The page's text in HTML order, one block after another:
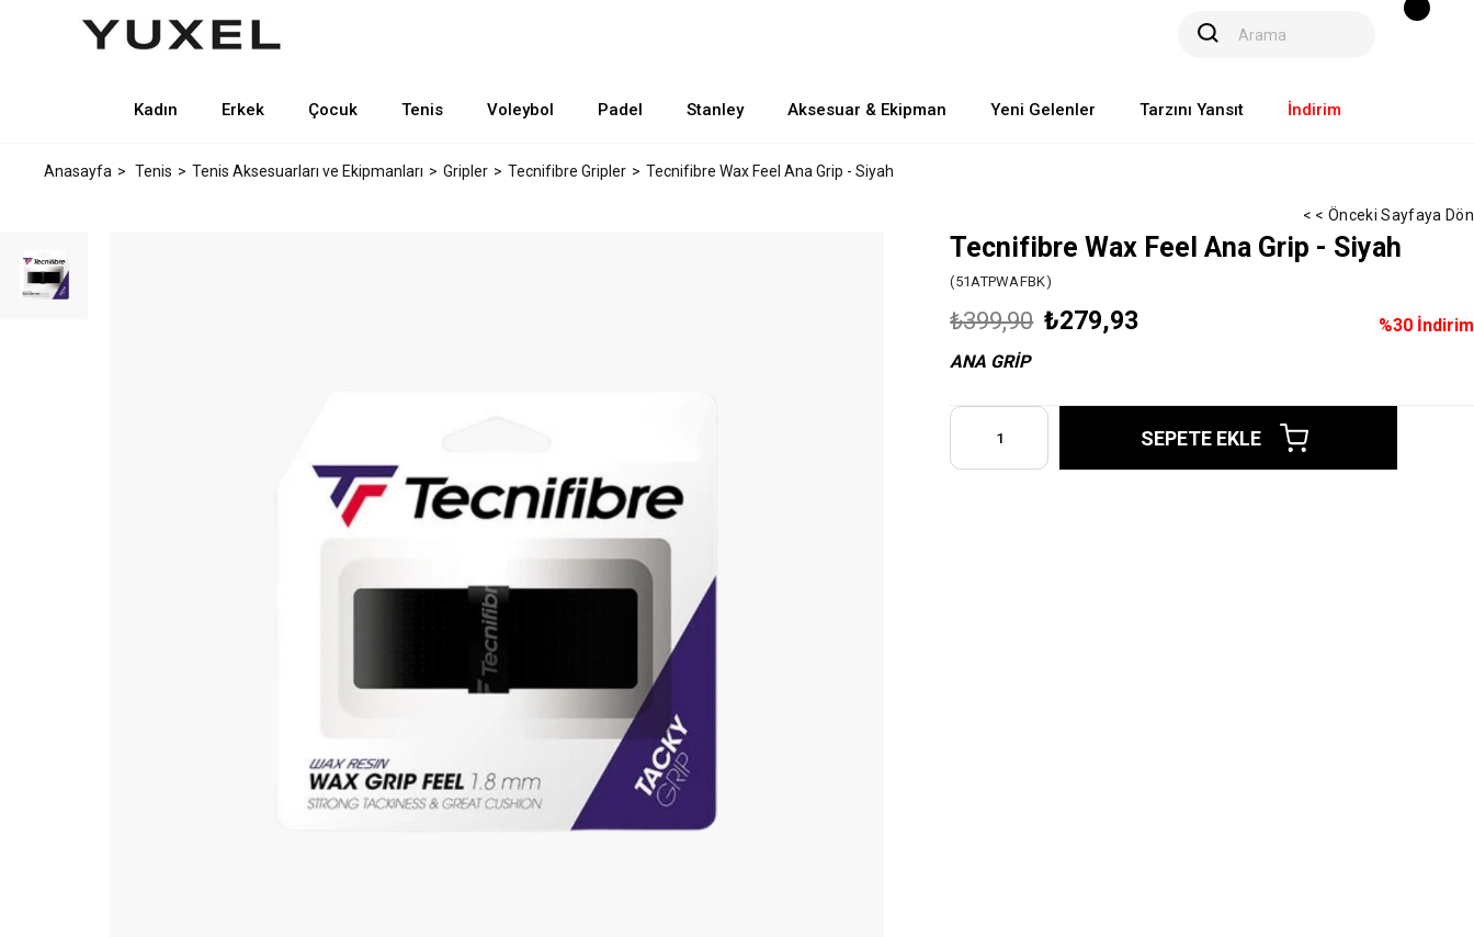
Kadın Erkek Çocuk Tenis Voleybol Padel Stanley Aksesuar & Ekipman Yeni Gelenler Tarzını Yansıt İndirim
Anasayfa Tenis Tenis Aksesuarları ve Ekipmanları Gripler Tecnifibre Gripler Tecnifibre Wax Feel Ana Grip - Siyah
< < Önceki Sayfaya Dön
Tecnifibre Wax Feel Ana Grip - Siyah
(51ATPWAFBK)
%30İndirim
₺399,90 ₺279,93
ANA GRİP